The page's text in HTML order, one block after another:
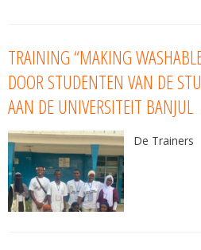
TRAINING “MAKING
DOOR STUDENTEN VAN DE
AAN DE UNIVERSITEIT BANJUL
De Trainers